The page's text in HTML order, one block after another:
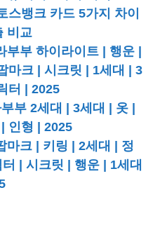
스뱅크 카드 5가지 차이
비교
부부 하이라이트 | 행운 |
마크 | 시크릿 | 1세대 | 3
터 | 2025
부 2세대 | 3세대 | 옷 |
인형 | 2025
마크 | 키링 | 2세대 | 정
| 시크릿 | 행운 | 1세대